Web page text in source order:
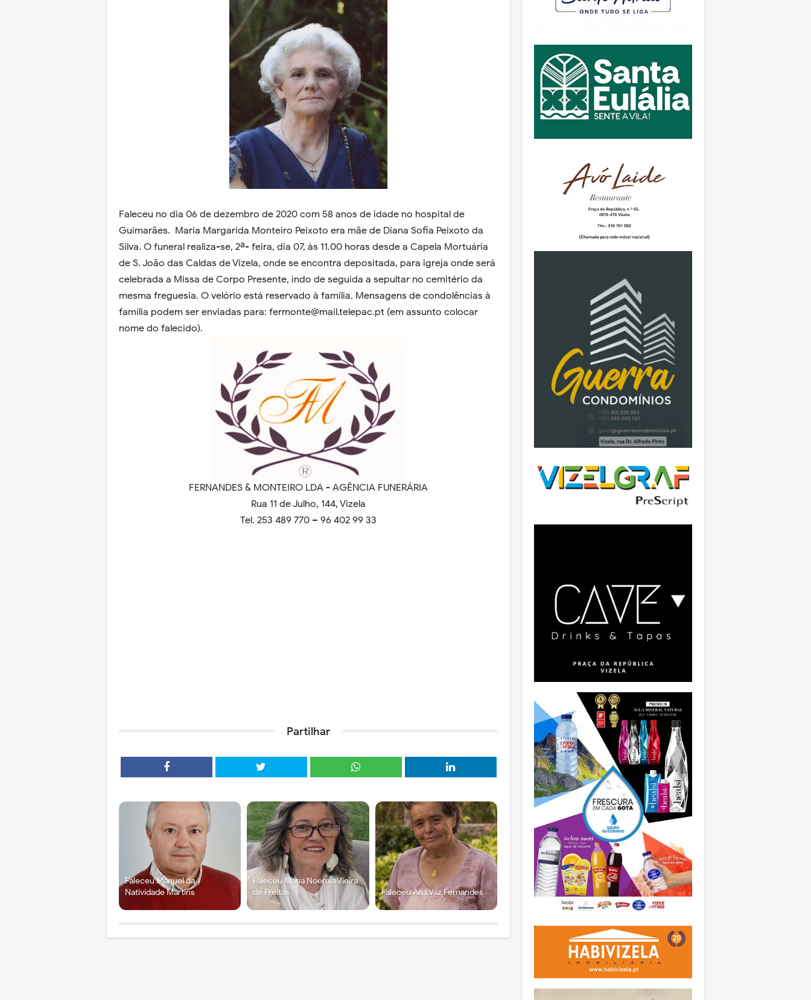
Faleceu no dia 06 de dezembro de 2020 com 58 anos de idade no hospital de
Guimarães. Maria Margarida Monteiro Peixoto era mãe de Diana Sofia Peixoto da
Silva. O funeral realiza-se, 2ª- feira, dia 07, às 11.00 horas desde a Capela Mortuária
de S. João das Caldas de Vizela, onde se encontra depositada, para igreja onde será
celebrada a Missa de Corpo Presente, indo de seguida a sepultar no cemitério da
mesma freguesia. O velório está reservado à família. Mensagens de condolências à
família podem ser enviadas para: fermonte@mail.telepac.pt (em assunto colocar
nome do falecido).
FERNANDES & MONTEIRO LDA - AGÊNCIA FUNERÁRIA
Rua 11 de Julho, 144, Vizela
Tel. 253 489 770 – 96 402 99 33
Partilhar
Faleceu Manuel da
Natividade Martins
Faleceu Maria Noémia Vieira
de Freitas
Faleceu Ana Vaz Fernandes